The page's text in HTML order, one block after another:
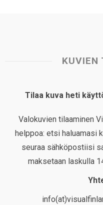
KUVIEN
Tilaa kuva heti
Valokuvien tilaaminen
helppoa: etsi haluamasi
seuraa sähköpostiisi
maksetaan laskulla